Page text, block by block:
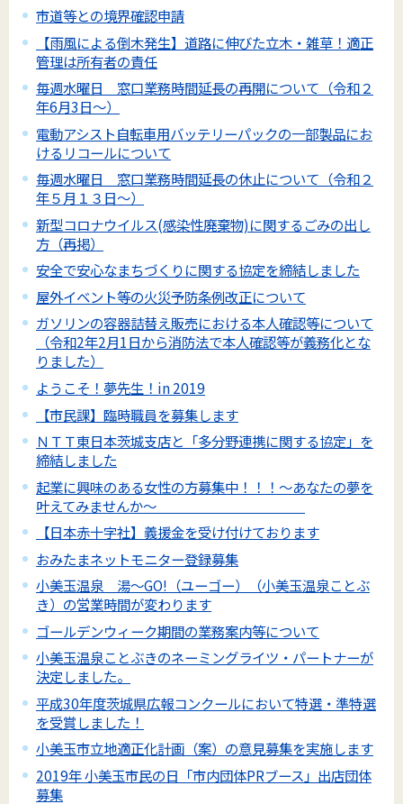
市道等との境界確認申請
【雨風による倒木発生】道路に伸びた立木・雑草！適正
管理は所有者の責任
毎週水曜日 窓口業務時間延長の再開について（令和２
年6月3日～）
電動アシスト自転車用バッテリーパックの一部製品にお
けるリコールについて
毎週水曜日 窓口業務時間延長の休止について（令和２
年５月１３日～）
新型コロナウイルス(感染性廃棄物)に関するごみの出し
方（再掲）
安全で安心なまちづくりに関する協定を締結しました
屋外イベント等の火災予防条例改正について
ガソリンの容器詰替え販売における本人確認等について
（令和2年2月1日から消防法で本人確認等が義務化とな
りました）
ようこそ！夢先生！in 2019
【市民課】臨時職員を募集します
ＮＴＴ東日本茨城支店と「多分野連携に関する協定」を
締結しました
起業に興味のある女性の方募集中！！！～あなたの夢を
叶えてみませんか～
【日本赤十字社】義援金を受け付けております
おみたまネットモニター登録募集
小美玉温泉 湯～GO!（ユーゴー）（小美玉温泉ことぶ
き）の営業時間が変わります
ゴールデンウィーク期間の業務案内等について
小美玉温泉ことぶきのネーミングライツ・パートナーが
決定しました。
平成30年度茨城県広報コンクールにおいて特選・準特選
を受賞しました！
小美玉市立地適正化計画（案）の意見募集を実施します
2019年 小美玉市民の日「市内団体PRブース」出店団体
募集